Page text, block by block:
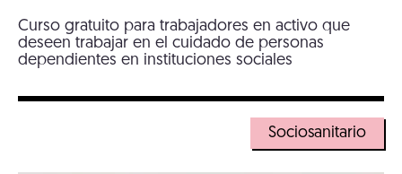
Curso gratuito para trabajadores en activo que
deseen trabajar en el cuidado de personas
dependientes en instituciones sociales
Sociosanitario